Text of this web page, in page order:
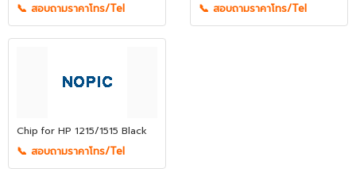
📞 สอบถามราคาโทร/Tel 📞 สอบถามราคาโทร/Tel
Chip for HP 1215/1515 Black
📞 สอบถามราคาโทร/Tel